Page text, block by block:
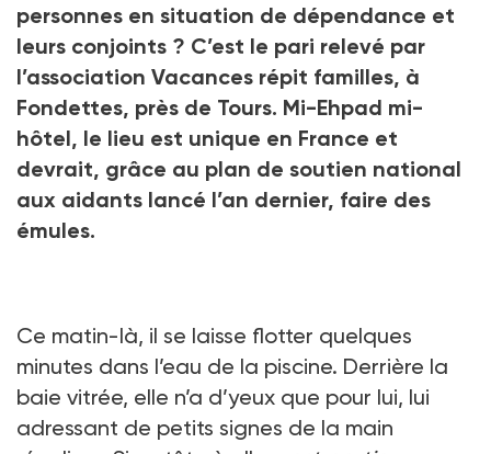
Crédit photo Marta NASCIMENTO
personnes en situation de dépendance et
leurs conjoints ? C’est le pari relevé par
l’association Vacances répit familles, à
Fondettes, près de Tours. Mi-Ehpad mi-
hôtel, le lieu est unique en France et
devrait, grâce au plan de soutien national
aux aidants lancé l’an dernier, faire des
émules.
Ce matin-là, il se laisse flotter quelques
minutes dans l’eau de la piscine. Derrière la
baie vitrée, elle n’a d’yeux que pour lui, lui
adressant de petits signes de la main